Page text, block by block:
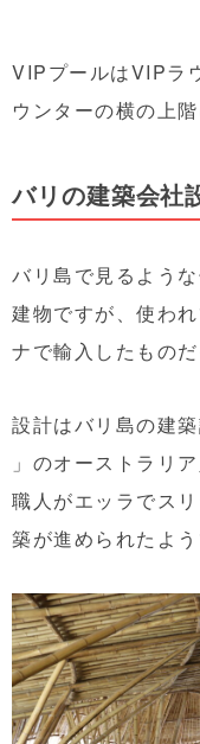
VIPプールはVIPラ
ウンターの横の上階
バリの建築会社
バリ島で見るよう
建物ですが、使わ
ナで輸入したものだ
設計はバリ島の建
」のオーストラリ
職人がエッラでス
築が進められたよう